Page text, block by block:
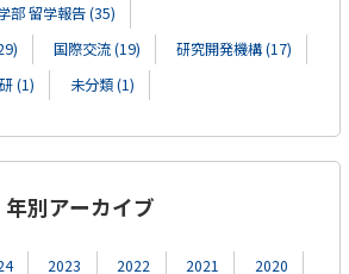
部 留学報告 (35)
国際交流 (19)
研究開発機構 (17)
(1) 未分類 (1)
年別アーカイブ
2023 2022 2021
2020